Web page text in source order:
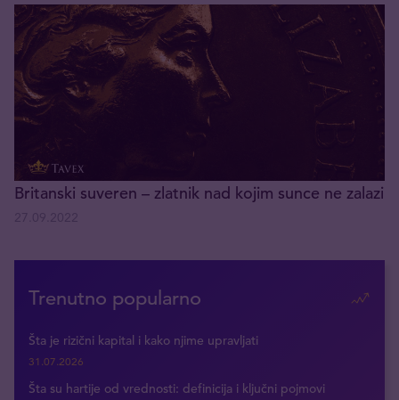
Britanski suveren – zlatnik nad kojim sunce ne zalazi
Trenutno popularno
Šta je rizični kapital i kako njime upravljati
31.07.2026
Šta su hartije od vrednosti: definicija i ključni pojmovi